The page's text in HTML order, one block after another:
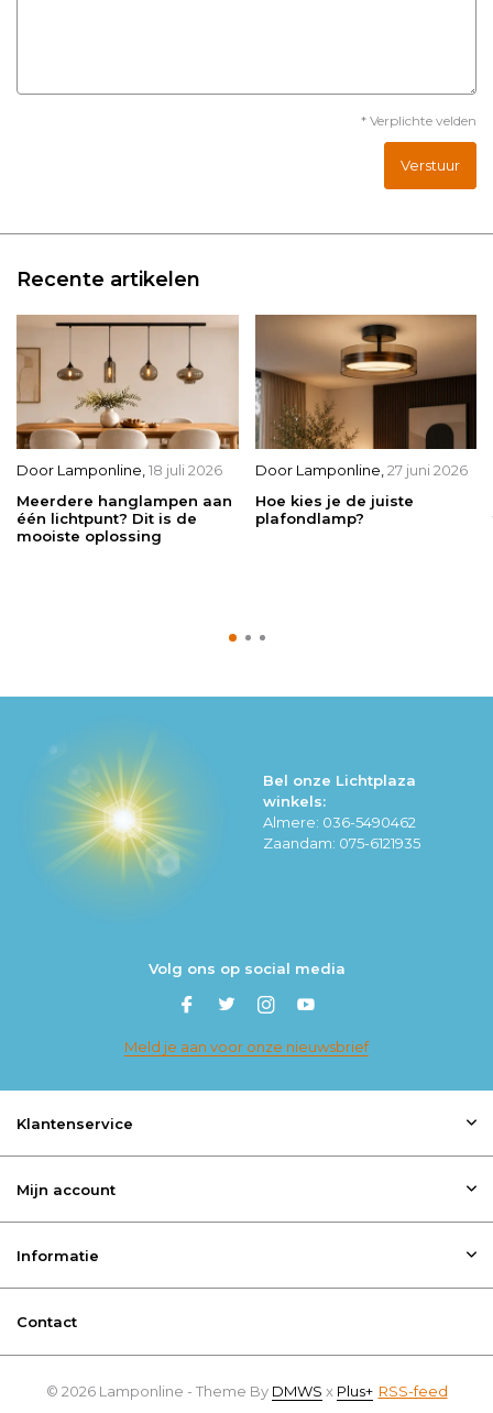
* Verplichte velden
Verstuur
Recente artikelen
Door Lamponline,18 juli 2026
Meerdere hanglampen aan
één lichtpunt? Dit is de
mooiste oplossing
Door Lamponline,27 juni 2026
Hoe kies je de juiste
plafondlamp?
Bel onze Lichtplaza
winkels:
Almere: 036-5490462
Zaandam: 075-6121935
Volg ons op social media
Meld je aan voor onze nieuwsbrief
Klantenservice
Mijn account
Informatie
Contact
© 2026 Lamponline - Theme By DMWS x Plus+ RSS-feed